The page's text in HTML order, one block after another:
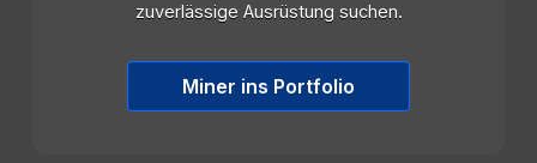
zuverlässige Ausrüstung suchen.
Miner ins Portfolio